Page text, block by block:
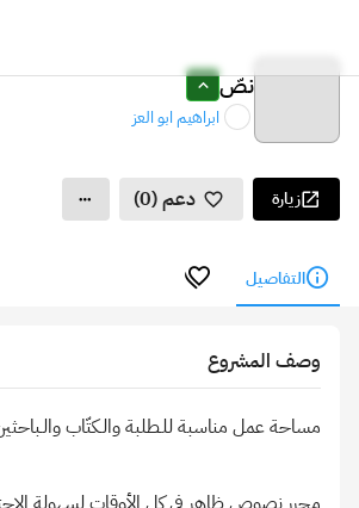
نصّ
ابراهيم ابو العز
زيارة دعم (0)
التفاصيل
وصف المشروع